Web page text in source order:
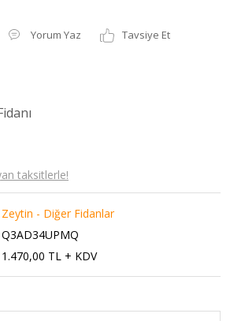
Yorum Yaz
Tavsiye Et
taksitlerle!
Zeytin - Diğer Fidanlar
Q3AD34UPMQ
1.470,00 TL + KDV